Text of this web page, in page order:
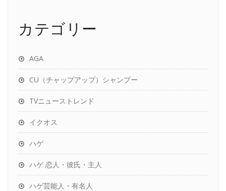
カテゴリー
AGA
CU（チャップアップ）シャンプー
TVニューストレンド
イクオス
ハゲ
ハゲ 恋人・彼氏・主人
ハゲ芸能人・有名人